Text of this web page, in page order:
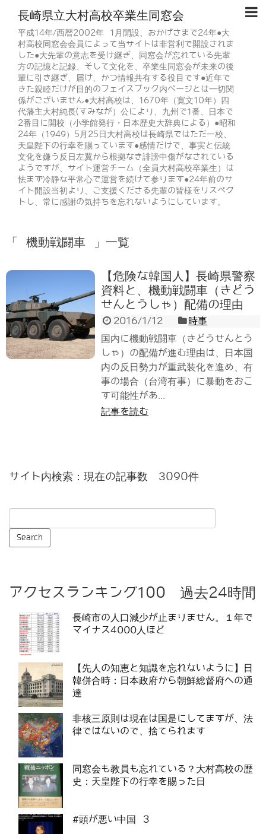
長崎県立大村高校卒業生同窓会
平成14年/西暦2002年 1月開設、おかげさまで24年●大
村高校同窓会会員によって当サイトは非営利で開設されま
した●大先輩の意志を受け継ぎ、同窓会が忘れている先輩
方の記憶と記録、そして文化を、卒業生同窓会が未来の後
輩に引き継ぎ、届け、かつ情報共有する役目です●近年で
きた親睦だけが目的のフェイスブック内ページとは一切関
係がございません●大村高校は、1670年（寛文10年）四
代藩主大村純長(すみなが）公により、九州で1番、日本で
2番目に開校（小学館発行・日本歴史大辞典による）●昭和
24年（1949）5月25日大村高校は長崎県ではただ一校、
天皇陛下の行幸を賜っています●感情だけで、事実と伝統
文化を嫌う反日左翼から根拠なき誹謗中傷がなされている
ようですが、サイト運営チーム（全員大村高校卒業生）は
怯まず冷静な平常心で運営を続けて参ります●24年前のサ
イト開設当初より、ご支援くださる先輩の皆様をリスペク
トし、常に感謝の気持ちを忘れないようにしています。
「 機動戦闘車 」一覧
【危険な韓国人】長崎県警察
資料と、機動戦闘車（きどう
せんとうしゃ）配備の理由
2016/1/12
時事
国内に機動戦闘車（きどうせんとう
しゃ）の配備が進む理由は、日本国
内の反日勢力が重武装化を進め、有
事の場合（台湾有事）に暴動をおこ
す可能性があ...
記事を読む
サイト内検索：現在の記事数 3090件
アクセスランキング100 過去24時間
長崎市の人口減少が止まりません。１年で
マイナス4000人ほど
【先人の知恵と知識を忘れないように】日
韓併合時：日本政府から朝鮮総督府への通
達
非核三原則は現在は国是にしてますが、法
律ではないので、捨てられます
同窓会も教員も忘れている？大村高校の歴
史：天皇陛下の行幸を賜った日
#頭が悪い中国 3